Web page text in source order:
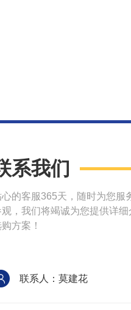
系我们
心的客服365天，随时为您服
观，我们将竭诚为您提供详
方案！
联系人：莫建花